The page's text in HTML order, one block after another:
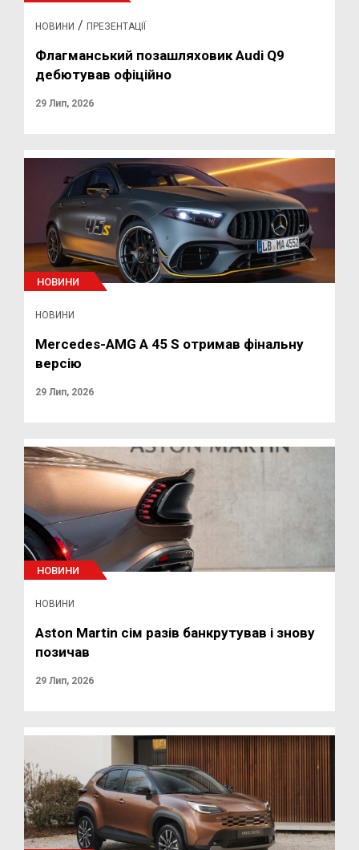
НОВИНИ / ПРЕЗЕНТАЦІЇ
Флагманський позашляховик Audi Q9
дебютував офіційно
29 Лип, 2026
НОВИНИ
НОВИНИ
Mercedes-AMG A 45 S отримав фінальну
версію
29 Лип, 2026
НОВИНИ
НОВИНИ
Aston Martin сім разів банкрутував і знову
позичав
29 Лип, 2026